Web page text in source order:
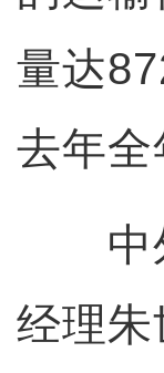
量达
去年全
中外
经理朱